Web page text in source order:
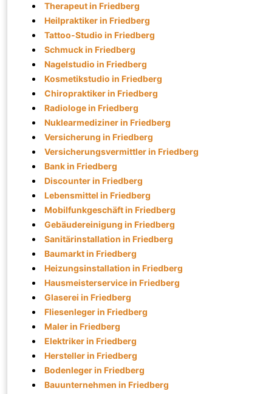
Therapeut in Friedberg
Heilpraktiker in Friedberg
Tattoo-Studio in Friedberg
Schmuck in Friedberg
Nagelstudio in Friedberg
Kosmetikstudio in Friedberg
Chiropraktiker in Friedberg
Radiologe in Friedberg
Nuklearmediziner in Friedberg
Versicherung in Friedberg
Versicherungsvermittler in Friedberg
Bank in Friedberg
Discounter in Friedberg
Lebensmittel in Friedberg
Mobilfunkgeschäft in Friedberg
Gebäudereinigung in Friedberg
Sanitärinstallation in Friedberg
Baumarkt in Friedberg
Heizungsinstallation in Friedberg
Hausmeisterservice in Friedberg
Glaserei in Friedberg
Fliesenleger in Friedberg
Maler in Friedberg
Elektriker in Friedberg
Hersteller in Friedberg
Bodenleger in Friedberg
Bauunternehmen in Friedberg